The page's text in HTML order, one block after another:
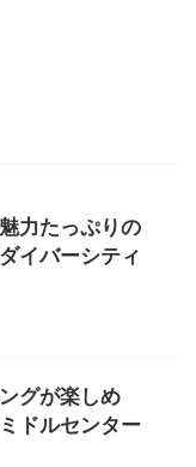
力たっぷりの
イバーシティ
グが楽しめ
ドルセンター